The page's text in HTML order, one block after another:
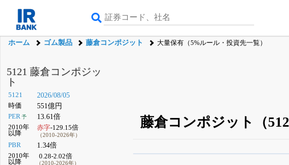
ホーム ゴム製品 藤倉コンポジット 大量保有（5%ルール・投資先一覧）
5121 藤倉コンポジッ
ト
5121 2026/08/05
時価 551億円
PER予 13.61倍
2010年
以降
赤字-129.15倍
（2010-2026年）
PBR 1.34倍
2010年
以降
0.28-2.02倍
（2010-2026年）
藤倉コンポジット（